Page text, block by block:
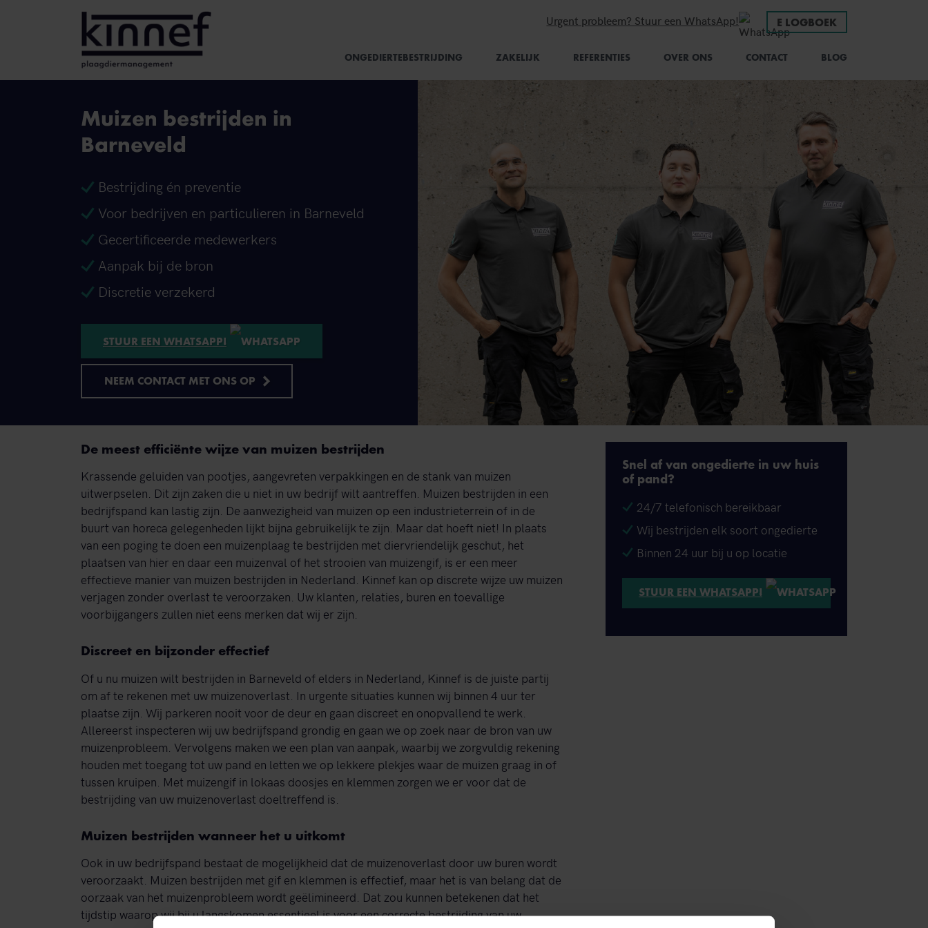
Urgent probleem? Stuur een WhatsApp! E LOGBOEK
ONGEDIERTEBESTRIJDING ZAKELIJK REFERENTIES OVER ONS CONTACT BLOG
Muizen bestrijden in
Barneveld
Bestrijding én preventie
Voor bedrijven en particulieren in Barneveld
Gecertificeerde medewerkers
Aanpak bij de bron
Discretie verzekerd
STUUR EEN WHATSAPP!
NEEM CONTACT MET ONS OP
De meest efficiënte wijze van muizen bestrijden
Krassende geluiden van pootjes, aangevreten verpakkingen en de stank van muizen
uitwerpselen. Dit zijn zaken die u niet in uw bedrijf wilt aantreffen. Muizen bestrijden in een
bedrijfspand kan lastig zijn. De aanwezigheid van muizen op een industrieterrein of in de
buurt van horeca gelegenheden lijkt bijna gebruikelijk te zijn. Maar dat hoeft niet! In plaats
van een poging te doen een muizenplaag te bestrijden met diervriendelijk geschut, het
plaatsen van hier en daar een muizenval of het strooien van muizengif, is er een meer
effectieve manier van muizen bestrijden in Nederland. Kinnef kan op discrete wijze uw muizen
verjagen zonder overlast te veroorzaken. Uw klanten, relaties, buren en toevallige
voorbijgangers zullen niet eens merken dat wij er zijn.
Discreet en bijzonder effectief
Of u nu muizen wilt bestrijden in Barneveld of elders in Nederland, Kinnef is de juiste partij
om af te rekenen met uw muizenoverlast. In urgente situaties kunnen wij binnen 4 uur ter
plaatse zijn. Wij parkeren nooit voor de deur en gaan discreet en onopvallend te werk.
Allereerst inspecteren wij uw bedrijfspand grondig en gaan we op zoek naar de bron van uw
muizenprobleem. Vervolgens maken we een plan van aanpak, waarbij we zorgvuldig rekening
houden met toegang tot uw pand en letten we op lekkere plekjes waar de muizen graag in of
tussen kruipen. Met muizengif in lokaas doosjes en klemmen zorgen we er voor dat de
bestrijding van uw muizenoverlast doeltreffend is.
Muizen bestrijden wanneer het u uitkomt
Ook in uw bedrijfspand bestaat de mogelijkheid dat de muizenoverlast door uw buren wordt
veroorzaakt. Muizen bestrijden met gif en klemmen is effectief, maar het is van belang dat de
oorzaak van het muizenprobleem wordt geëlimineerd. Dat zou kunnen betekenen dat het
tijdstip waarop wij bij u langskomen essentieel is voor een correcte bestrijding van uw
Snel af van ongedierte in uw huis
of pand?
24/7 telefonisch bereikbaar
Wij bestrijden elk soort ongedierte
Binnen 24 uur bij u op locatie
STUUR EEN WHATSAPP!